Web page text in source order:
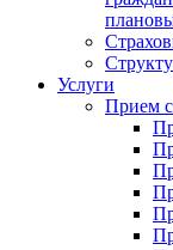
Услуги
Прием